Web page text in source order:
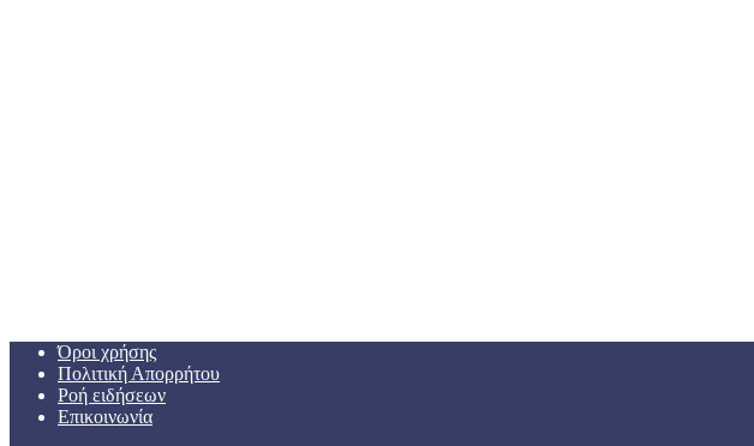
Όροι χρήσης
Πολιτική Απορρήτου
Ροή ειδήσεων
Επικοινωνία